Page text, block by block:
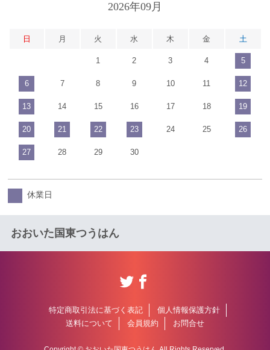
2026年09月
日 月 火 水 木 金 土
1 2 3 4 5
6 7 8 9 10 11 12
13 14 15 16 17 18 19
20 21 22 23 24 25 26
27 28 29 30
休業日
おおいた国東つうはん
特定商取引法に基づく表記
個人情報保護方針
送料について
会員規約 お問合せ